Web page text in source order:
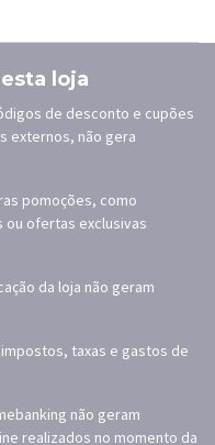
loja
de desconto e cupões
externos, não gera
pomoções, como
ofertas exclusivas
da loja não geram
taxas e gastos de
não geram
realizados no momento da